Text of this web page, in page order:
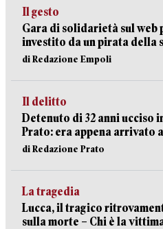
Il gesto
Gara di solidarietà sul web
investito da un pirata della
di Redazione Empoli
Il delitto
Detenuto di 32 anni ucciso
Prato: era appena arrivato
di Redazione Prato
La tragedia
Lucca, il tragico
sulla morte – Chi è la